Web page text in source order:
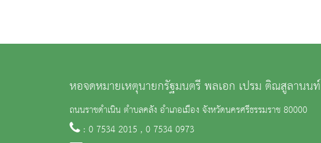
หอจดหมายเหตุนายกรัฐมนตรี พลเอก เปรม ติณสูลานนท์
ถนนราชดำเนิน ตำบลคลัง อำเภอเมือง จังหวัดนครศรีธรรมราช 80000
: 0 7534 2015 , 0 7534 0973